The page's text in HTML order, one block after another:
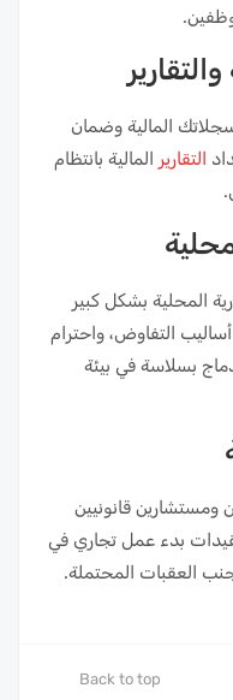
المالية وضمان
التقارير المالية بانتظام
المحلية بشكل كبير
التفاوض، واحترام
بسلاسة في بيئة
قانونيين
بدء عمل تجاري في
العقبات المحتملة.
Back to top